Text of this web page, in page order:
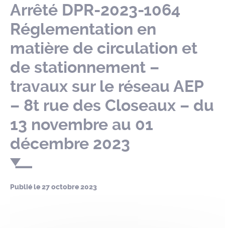
Arrêté DPR-2023-1064
Réglementation en
matière de circulation et
de stationnement –
travaux sur le réseau AEP
– 8t rue des Closeaux – du
13 novembre au 01
décembre 2023
Publié le27 octobre 2023